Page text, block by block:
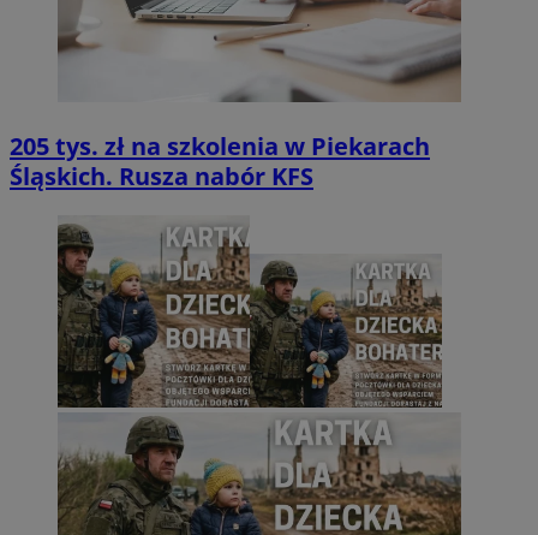
205 tys. zł na szkolenia w Piekarach
Śląskich. Rusza nabór KFS